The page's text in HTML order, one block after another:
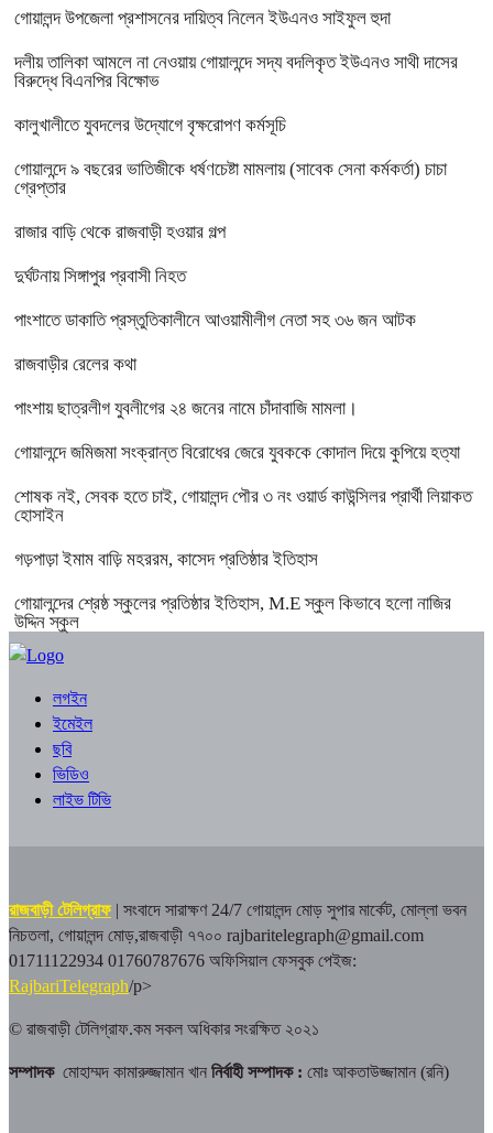
গোয়ালন্দ উপজেলা প্রশাসনের দায়িত্ব নিলেন ইউএনও সাইফুল হুদা
দলীয় তালিকা আমলে না নেওয়ায় গোয়ালন্দে সদ্য বদলিকৃত ইউএনও সাথী দাসের
বিরুদ্ধে বিএনপির বিক্ষোভ
কালুখালীতে যুবদলের উদ্যোগে বৃক্ষরোপণ কর্মসূচি
গোয়ালন্দে ৯ বছরের ভাতিজীকে ধর্ষণচেষ্টা মামলায় (সাবেক সেনা কর্মকর্তা) চাচা
গ্রেপ্তার
রাজার বাড়ি থেকে রাজবাড়ী হওয়ার গল্প
দুর্ঘটনায় সিঙ্গাপুর প্রবাসী নিহত
পাংশাতে ডাকাতি প্রস্তুতিকালীনে আওয়ামীলীগ নেতা সহ ৩৬ জন আটক
রাজবাড়ীর রেলের কথা
পাংশায় ছাত্রলীগ যুবলীগের ২৪ জনের নামে চাঁদাবাজি মামলা।
গোয়ালন্দে জমিজমা সংক্রান্ত বিরোধের জেরে যুবককে কোদাল দিয়ে কুপিয়ে হত্যা
শোষক নই, সেবক হতে চাই, গোয়ালন্দ পৌর ৩ নং ওয়ার্ড কাউন্সিলর প্রার্থী লিয়াকত
হোসাইন
গড়পাড়া ইমাম বাড়ি মহররম, কাসেদ প্রতিষ্ঠার ইতিহাস
গোয়ালন্দের শ্রেষ্ঠ স্কুলের প্রতিষ্ঠার ইতিহাস, M.E স্কুল কিভাবে হলো নাজির
উদ্দিন স্কুল
লগইন
ইমেইল
ছবি
ভিডিও
লাইভ টিভি
রাজবাড়ী টেলিগ্রাফ | সংবাদে সারাক্ষণ 24/7 গোয়ালন্দ মোড় সুপার মার্কেট, মোল্লা ভবন
নিচতলা, গোয়ালন্দ মোড়,রাজবাড়ী ৭৭০০ rajbaritelegraph@gmail.com
01711122934 01760787676 অফিসিয়াল ফেসবুক পেইজ:
RajbariTelegraph/p>
© রাজবাড়ী টেলিগ্রাফ.কম সকল অধিকার সংরক্ষিত ২০২১
সম্পাদক মোহাম্মদ কামারুজ্জামান খান নির্বাহী সম্পাদক : মোঃ আকতাউজ্জামান (রনি)